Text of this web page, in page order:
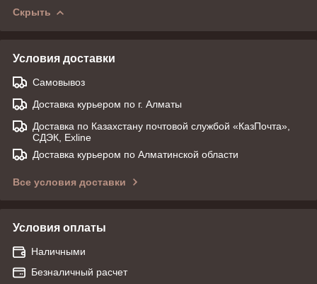
Скрыть
Условия доставки
Самовывоз
Доставка курьером по г. Алматы
Доставка по Казахстану почтовой службой «КазПочта»,
СДЭК, Exline
Доставка курьером по Алматинской области
Все условия доставки
Условия оплаты
Наличными
Безналичный расчет